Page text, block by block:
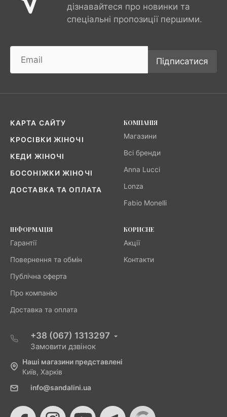
дізнавайтеся про новинки та
спеціальні пропозиції першими.
Підписатися
КАРТА САЙТУ
КРОСІВКИ ЖІНОЧІ
КЕДИ ЖІНОЧІ
БОСОНІЖКИ ЖІНОЧІ
ДОСТАВКА ТА ОПЛАТА
КОМПАНІЯ
Магазини
Всі бренди
Anna Lucci
Lonza
Fabio Monelli
ІНФОРМАЦІЯ
Гарантії
Повернення та обмін
Публічна оферта
Про компанію
Доставка та оплата
КОРИСНЕ
Акції
Контакти
+38 (067) 1313297
Замовити дзвінок
Наші магазини представлені
Київ, Харків
info@sandalini.ua